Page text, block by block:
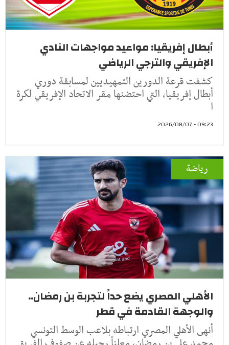
أبطال إفريقيا: مواعيد مواجهات النادي
الإفريقي والترجي الرياضي
كشفت قرعة الدورين التمهيديين لمسابقة دوري
أبطال إفريقيا، التي احتضنها مقر الاتحاد الإفريقي لكرة
ا
09:23 - 2026/08/07
رياضة
الأهلي المصري يضع حداً لتجربة بن رمضان..
والوجهة القادمة في قطر
أنهى الأهلي المصري ارتباطه بلاعب الوسط التونسي